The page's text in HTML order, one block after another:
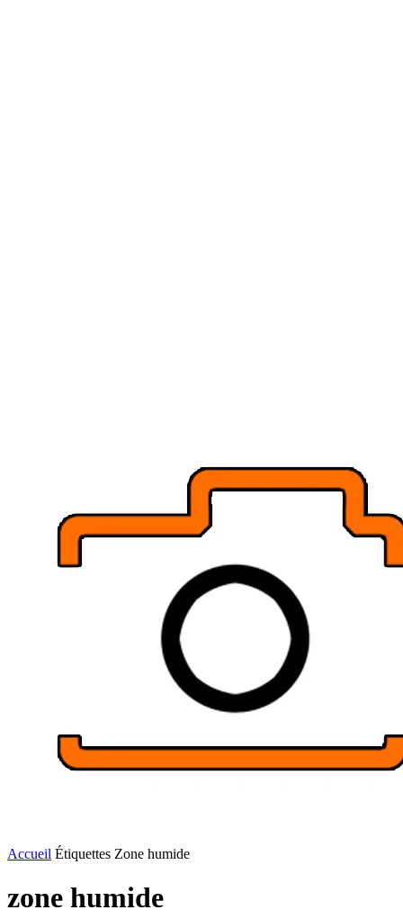
Accueil Étiquettes Zone humide
zone humide